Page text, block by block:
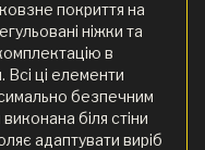
покриття на
ніжки та
в
Всі ці елементи
безпечним
біля стіни
адаптувати виріб